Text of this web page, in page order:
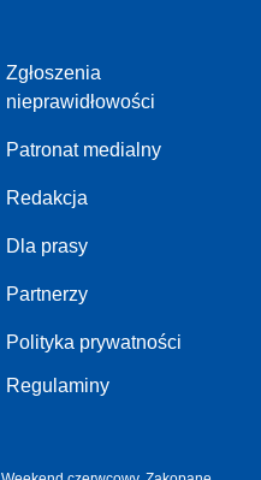
Zgłoszenia
nieprawidłowości
Patronat medialny
Redakcja
Dla prasy
Partnerzy
Polityka prywatności
Regulaminy